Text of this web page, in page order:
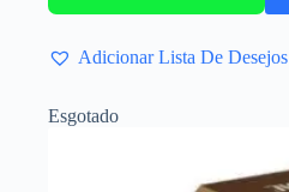
Adicionar Lista De Desejos
Esgotado